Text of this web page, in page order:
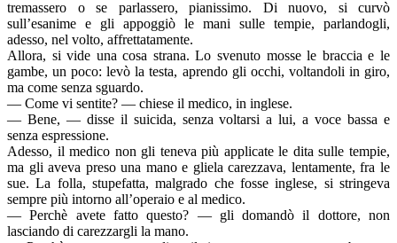
tremassero o se parlassero, pianissimo. Di nuovo, si curvò
sull’esanime e gli appoggiò le mani sulle tempie, parlandogli,
adesso, nel volto, affrettatamente.
Allora, si vide una cosa strana. Lo svenuto mosse le braccia e le
gambe, un poco: levò la testa, aprendo gli occhi, voltandoli in giro,
ma come senza sguardo.
— Come vi sentite? — chiese il medico, in inglese.
— Bene, — disse il suicida, senza voltarsi a lui, a voce bassa e
senza espressione.
Adesso, il medico non gli teneva più applicate le dita sulle tempie,
ma gli aveva preso una mano e gliela carezzava, lentamente, fra le
sue. La folla, stupefatta, malgrado che fosse inglese, si stringeva
sempre più intorno all’operaio e al medico.
— Perchè avete fatto questo? — gli domandò il dottore, non
lasciando di carezzargli la mano.